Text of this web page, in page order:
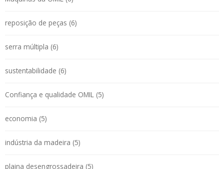
reposição de peças (6)
serra múltipla (6)
sustentabilidade (6)
Confiança e qualidade OMIL (5)
economia (5)
indústria da madeira (5)
plaina desengrossadeira (5)